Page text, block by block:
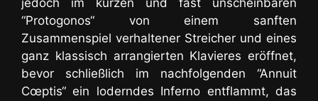
jedoch im kurzen und fast unscheinbaren
“Protogonos“ von einem sanften
Zusammenspiel verhaltener Streicher und eines
ganz klassisch arrangierten Klavieres eröffnet,
bevor schließlich im nachfolgenden “Annuit
Cœptis“ ein loderndes Inferno entflammt, das